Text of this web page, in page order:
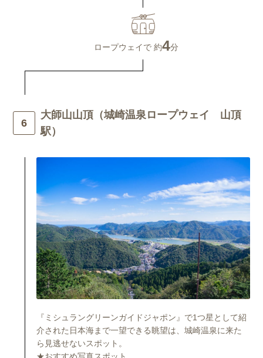
ロープウェイで 約4分
大師山山頂（城崎温泉ロープウェイ 山頂
駅）
『ミシュラングリーンガイドジャポン』で1つ星として紹
介された日本海まで一望できる眺望は、城崎温泉に来た
ら見逃せないスポット。